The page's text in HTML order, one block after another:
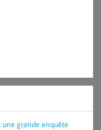
une grande enquête